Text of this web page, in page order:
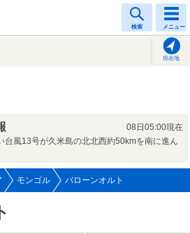
検索 メニュー
現在地
08日05:00現在
台風13号が久米島の北北西約50kmを南に進ん
モンゴル バローンオルト